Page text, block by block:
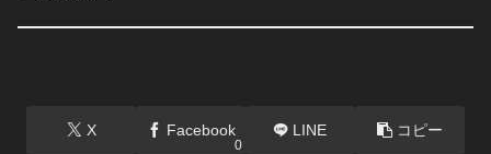
X Facebook
0
LINE コピー